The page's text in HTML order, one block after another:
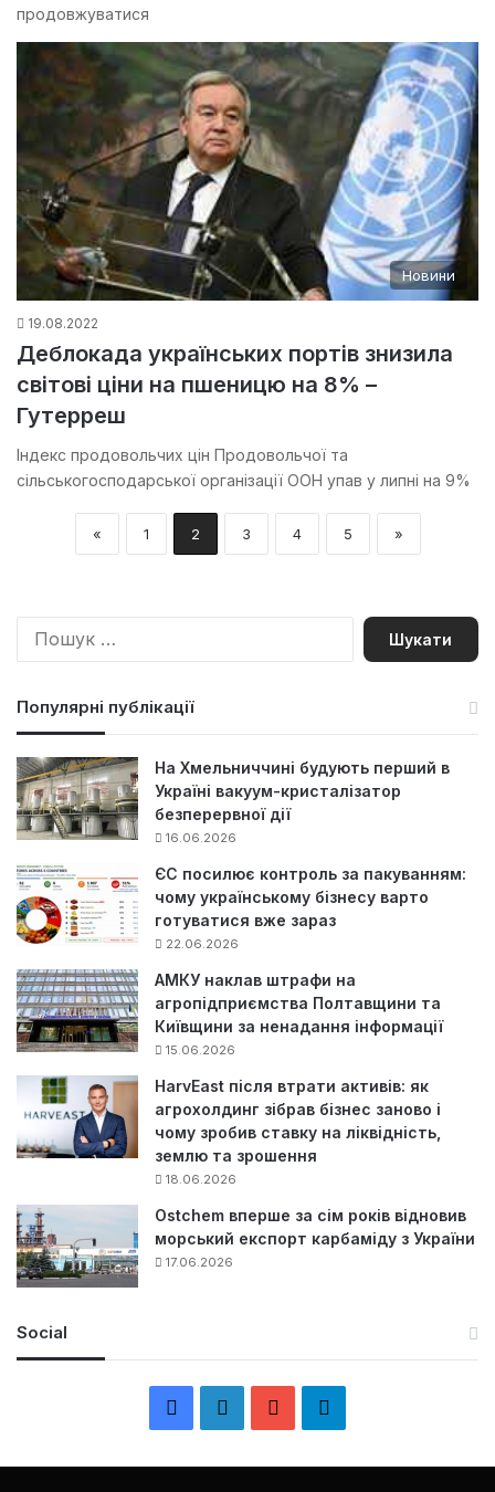
продовжуватися
Новини
19.08.2022
Деблокада українських портів знизила
світові ціни на пшеницю на 8% –
Гутерреш
Індекс продовольчих цін Продовольчої та
сільськогосподарської організації ООН упав у липні на 9%
« 1 2 3 4 5 »
П
Популярні публікації
На Хмельниччині будують перший в
Україні вакуум-кристалізатор
безперервної дії
16.06.2026
ЄС посилює контроль за пакуванням:
чому українському бізнесу варто
готуватися вже зараз
22.06.2026
АМКУ наклав штрафи на
агропідприємства Полтавщини та
Київщини за ненадання інформації
15.06.2026
HarvEast після втрати активів: як
агрохолдинг зібрав бізнес заново і
чому зробив ставку на ліквідність,
землю та зрошення
18.06.2026
Ostchem вперше за сім років відновив
морський експорт карбаміду з України
17.06.2026
Social